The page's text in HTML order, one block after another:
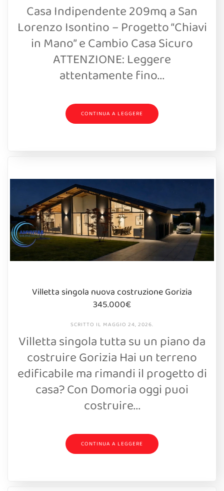
Casa Indipendente 209mq a San
Lorenzo Isontino – Progetto “Chiavi
in Mano” e Cambio Casa Sicuro
ATTENZIONE: Leggere
attentamente fino...
CONTINUA A LEGGERE
Villetta singola nuova costruzione Gorizia
345.000€
SCRITTO IL MAGGIO 24, 2026.
Villetta singola tutta su un piano da
costruire Gorizia Hai un terreno
edificabile ma rimandi il progetto di
casa? Con Domoria oggi puoi
costruire...
CONTINUA A LEGGERE